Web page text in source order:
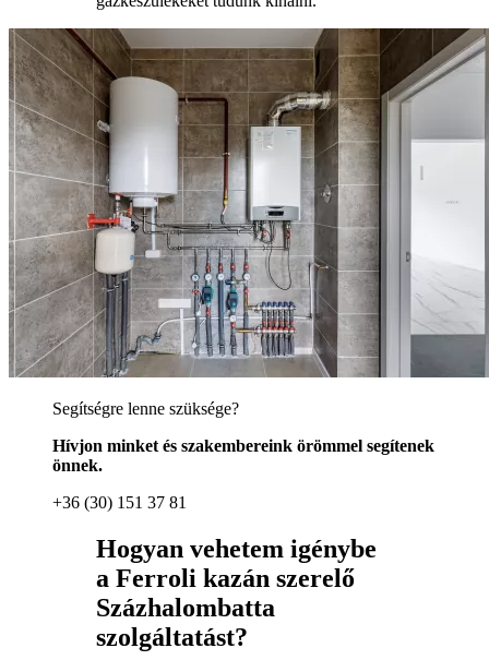
Segítségre lenne szüksége?
Hívjon minket és szakembereink örömmel segítenek
önnek.
+36 (30) 151 37 81
Hogyan vehetem igénybe
a Ferroli kazán szerelő
Százhalombatta
szolgáltatást?